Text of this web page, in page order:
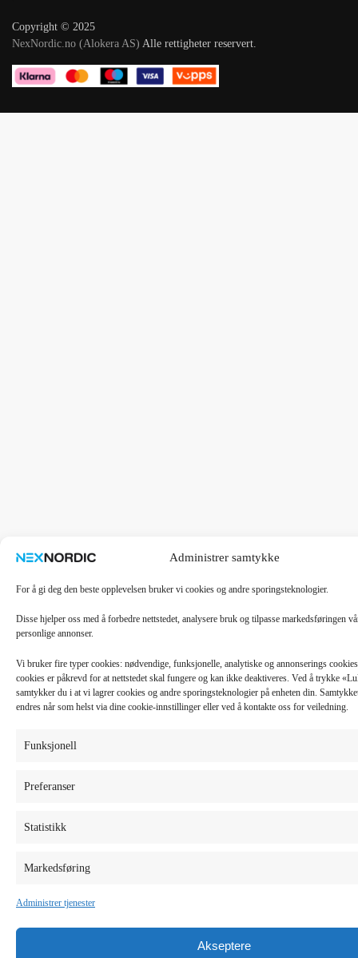
Administrer samtykke
For å gi deg den beste opplevelsen bruker vi cookies og andre sporingsteknologier.
Disse hjelper oss med å forbedre nettstedet, analysere bruk og tilpasse markedsføringen
personlige annonser.
Vi bruker fire typer cookies: nødvendige, funksjonelle, analytiske og annonserings
cookies er påkrevd for at nettstedet skal fungere og kan ikke deaktiveres. Ved å trykke
samtykker du i at vi lagrer cookies og andre sporingsteknologier på enheten din.
endres når som helst via dine cookie-innstillinger eller ved å kontakte oss for veiledning.
Funksjonell
Preferanser
Statistikk
Markedsføring
Administrer tjenester
Akseptere
Copyright © 2025
NexNordic.no (Alokera AS) Alle rettigheter reservert.